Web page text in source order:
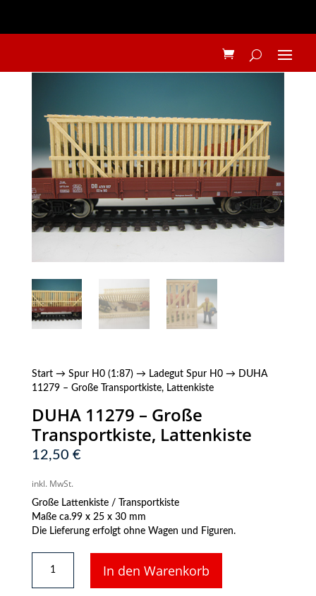
Start→ Spur H0 (1:87)→ Ladegut Spur H0→ DUHA
11279 – Große Transportkiste, Lattenkiste
DUHA 11279 – Große
Transportkiste, Lattenkiste
12,50 €
inkl. MwSt.
Große Lattenkiste / Transportkiste
Maße ca.99 x 25 x 30 mm
Die Lieferung erfolgt ohne Wagen und Figuren.
11279
-
In den Warenkorb